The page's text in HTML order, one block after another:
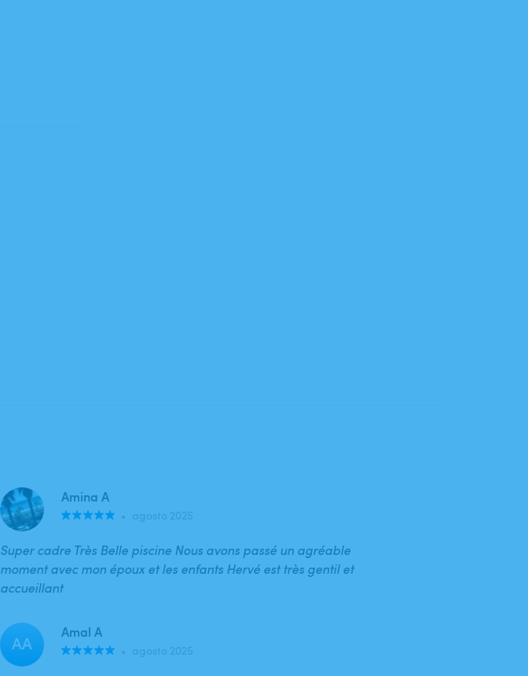
Amina A
Super cadre Très Belle piscine Nous avons passé un agréable
moment avec mon époux et les enfants Hervé est très gentil et
accueillant
AA Amal A